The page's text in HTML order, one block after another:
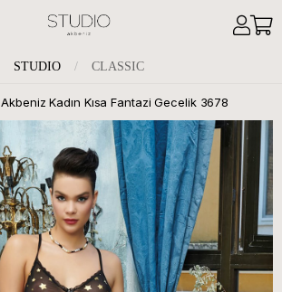
STUDIO / CLASSIC
Akbeniz Kadın Kısa Fantazi Gecelik 3678